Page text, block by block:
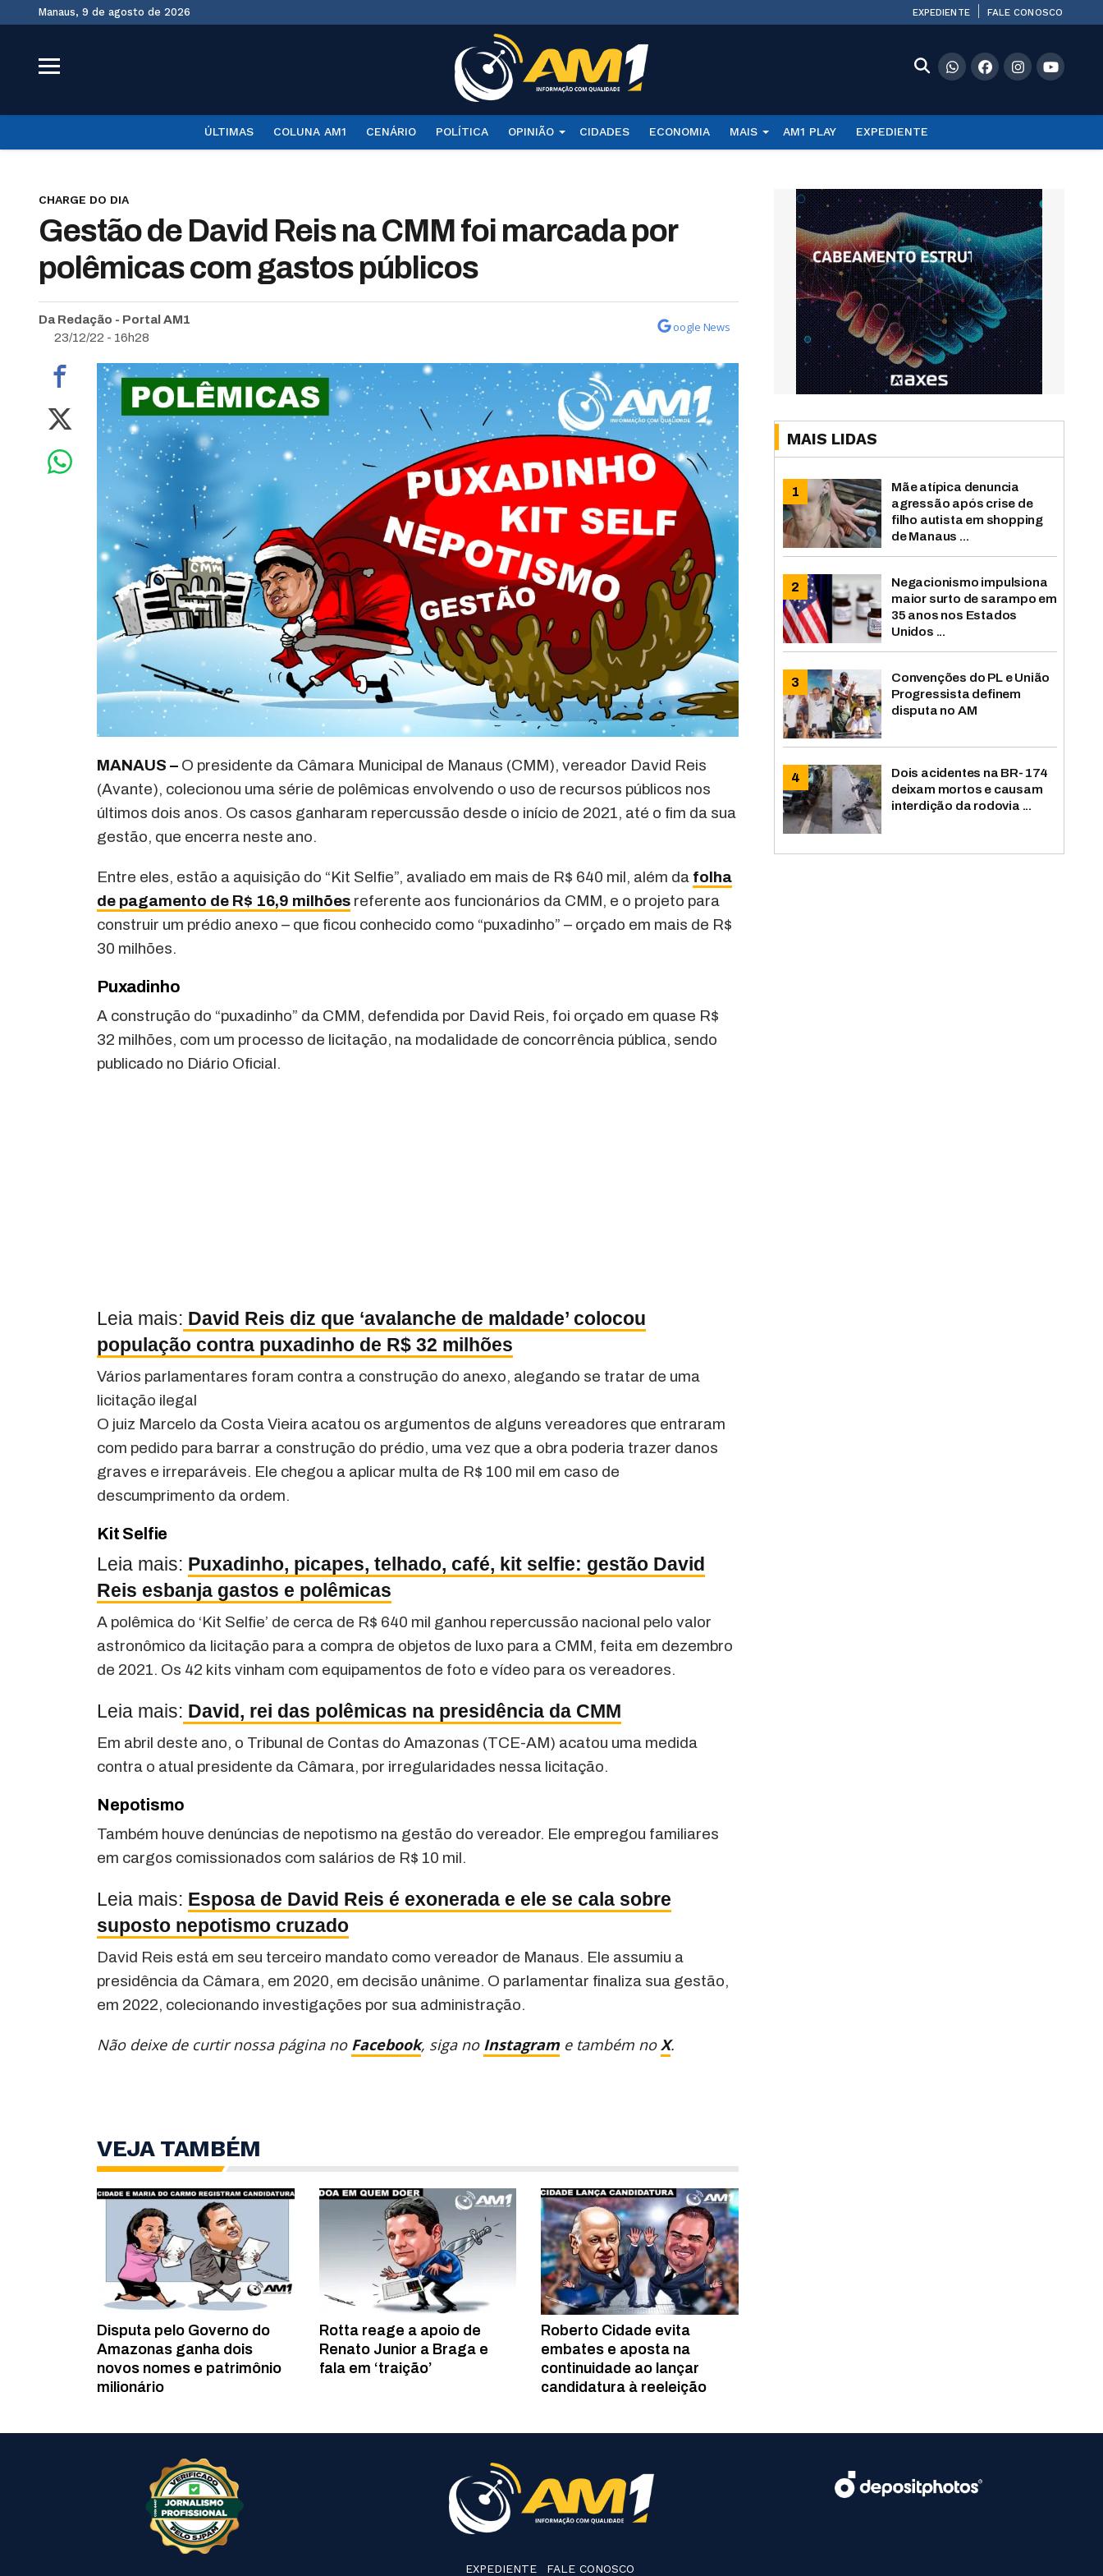
Manaus, 9 de agosto de 2026 EXPEDIENTE FALE CONOSCO
ÚLTIMAS COLUNA AM1 CENÁRIO POLÍTICA OPINIÃO CIDADES ECONOMIA MAIS AM1 PLAY EXPEDIENTE
CHARGE DO DIA
Gestão de David Reis na CMM foi marcada por
polêmicas com gastos públicos
Da Redação - Portal AM1
23/12/22 - 16h28
oogle News
MANAUS – O presidente da Câmara Municipal de Manaus (CMM), vereador David Reis
(Avante), colecionou uma série de polêmicas envolvendo o uso de recursos públicos nos
últimos dois anos. Os casos ganharam repercussão desde o início de 2021, até o fim da sua
gestão, que encerra neste ano.
Entre eles, estão a aquisição do “Kit Selfie”, avaliado em mais de R$ 640 mil, além da folha
de pagamento de R$ 16,9 milhões referente aos funcionários da CMM, e o projeto para
construir um prédio anexo – que ficou conhecido como “puxadinho” – orçado em mais de R$
30 milhões.
Puxadinho
A construção do “puxadinho” da CMM, defendida por David Reis, foi orçado em quase R$
32 milhões, com um processo de licitação, na modalidade de concorrência pública, sendo
publicado no Diário Oficial.
Leia mais: David Reis diz que ‘avalanche de maldade’ colocou
população contra puxadinho de R$ 32 milhões
Vários parlamentares foram contra a construção do anexo, alegando se tratar de uma
licitação ilegal
O juiz Marcelo da Costa Vieira acatou os argumentos de alguns vereadores que entraram
com pedido para barrar a construção do prédio, uma vez que a obra poderia trazer danos
graves e irreparáveis. Ele chegou a aplicar multa de R$ 100 mil em caso de
descumprimento da ordem.
Kit Selfie
Leia mais: Puxadinho, picapes, telhado, café, kit selfie: gestão David
Reis esbanja gastos e polêmicas
A polêmica do ‘Kit Selfie’ de cerca de R$ 640 mil ganhou repercussão nacional pelo valor
astronômico da licitação para a compra de objetos de luxo para a CMM, feita em dezembro
de 2021. Os 42 kits vinham com equipamentos de foto e vídeo para os vereadores.
Leia mais: David, rei das polêmicas na presidência da CMM
Em abril deste ano, o Tribunal de Contas do Amazonas (TCE-AM) acatou uma medida
contra o atual presidente da Câmara, por irregularidades nessa licitação.
Nepotismo
Também houve denúncias de nepotismo na gestão do vereador. Ele empregou familiares
em cargos comissionados com salários de R$ 10 mil.
Leia mais: Esposa de David Reis é exonerada e ele se cala sobre
suposto nepotismo cruzado
David Reis está em seu terceiro mandato como vereador de Manaus. Ele assumiu a
presidência da Câmara, em 2020, em decisão unânime. O parlamentar finaliza sua gestão,
em 2022, colecionando investigações por sua administração.
Não deixe de curtir nossa página no Facebook, siga no Instagram e também noX.
VEJA TAMBÉM
Disputa pelo Governo do
Amazonas ganha dois
novos nomes e patrimônio
milionário
Rotta reage a apoio de
Renato Junior a Braga e
fala em ‘traição’
Roberto Cidade evita
embates e aposta na
continuidade ao lançar
candidatura à reeleição
MAIS LIDAS
Mãe atípica denuncia
agressão após crise de
filho autista em shopping
de Manaus ...
Negacionismo impulsiona
maior surto de sarampo em
35 anos nos Estados
Unidos ...
Convenções do PL e União
Progressista definem
disputa no AM
Dois acidentes na BR-174
deixam mortos e causam
interdição da rodovia ...
EXPEDIENTE FALE CONOSCO